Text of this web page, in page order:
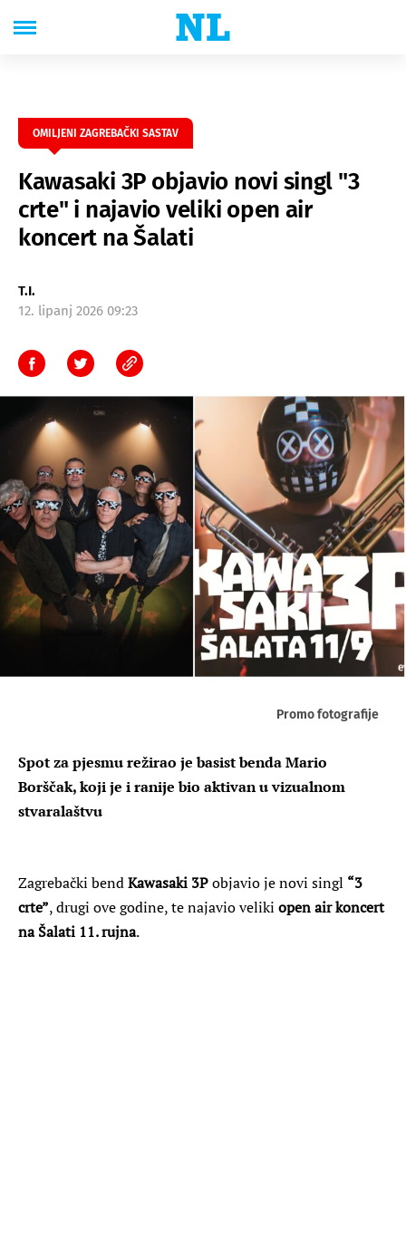
OMILJENI ZAGREBAČKI SASTAV
Kawasaki 3P objavio novi singl "3
crte" i najavio veliki open air
koncert na Šalati
T.I.
12. lipanj 2026 09:23
Promo fotografije
Spot za pjesmu režirao je basist benda Mario
Borščak, koji je i ranije bio aktivan u vizualnom
stvaralaštvu
Zagrebački bendKawasaki 3Pobjavio je novi singl “3
crte”, drugi ove godine, te najavio veliki open air koncert
na Šalati 11. rujna.